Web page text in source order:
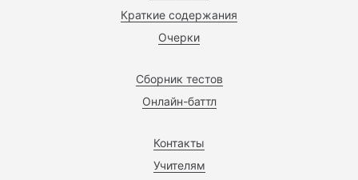
Краткие содержания
Очерки
Сборник тестов
Онлайн-баттл
Контакты
Учителям